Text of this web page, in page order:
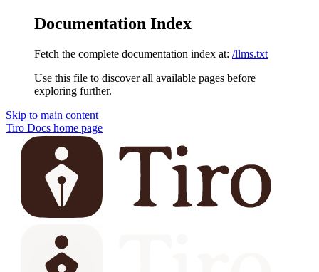
Documentation Index
Fetch the complete documentation index at: /llms.txt
Use this file to discover all available pages before
exploring further.
Skip to main content
Tiro Docs home page